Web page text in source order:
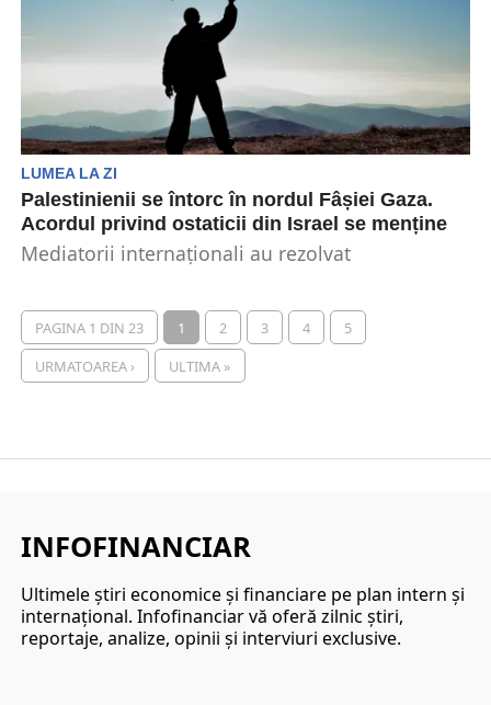
LUMEA LA ZI
Palestinienii se întorc în nordul Fâșiei Gaza.
Acordul privind ostaticii din Israel se menține
Mediatorii internaționali au rezolvat
PAGINA 1 DIN 23 1 2 3 4
5
URMATOAREA ›
ULTIMA »
INFOFINANCIAR
Ultimele ştiri economice şi financiare pe plan intern şi
internaţional. Infofinanciar vă oferă zilnic ştiri,
reportaje, analize, opinii şi interviuri exclusive.